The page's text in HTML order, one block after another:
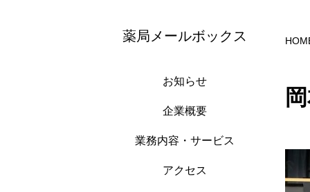
薬局メールボックス
お知らせ
企業概要
業務内容・サービス
アクセス